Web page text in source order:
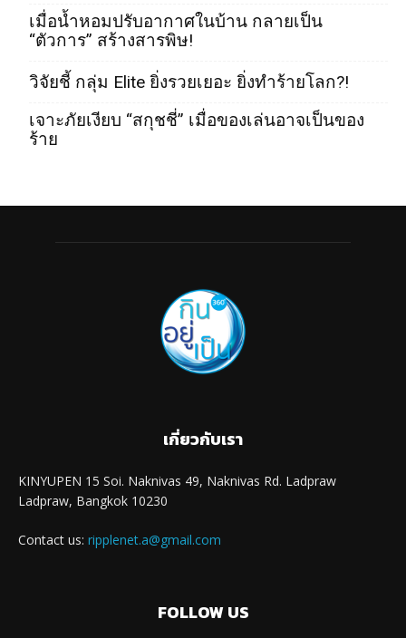
เมื่อน้ำหอมปรับอากาศในบ้าน กลายเป็น
“ตัวการ” สร้างสารพิษ!
วิจัยชี้ กลุ่ม Elite ยิ่งรวยเยอะ ยิ่งทำร้ายโลก?!
เจาะภัยเงียบ “สกุชชี่” เมื่อของเล่นอาจเป็นของ
ร้าย
เกี่ยวกับเรา
KINYUPEN 15 Soi. Naknivas 49, Naknivas Rd. Ladpraw
Ladpraw, Bangkok 10230
Contact us: ripplenet.a@gmail.com
FOLLOW US